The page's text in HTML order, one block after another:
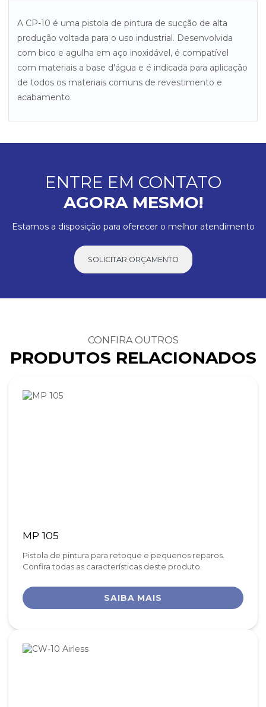
A CP-10 é uma pistola de pintura de sucção de alta
produção voltada para o uso industrial. Desenvolvida
com bico e agulha em aço inoxidável, é compatível
com materiais a base d'água e é indicada para aplicação
de todos os materiais comuns de revestimento e
acabamento.
ENTRE EM CONTATO
AGORA MESMO!
Estamos a disposição para oferecer o melhor atendimento
SOLICITAR ORÇAMENTO
CONFIRA OUTROS
PRODUTOS RELACIONADOS
MP 105
Pistola de pintura para retoque e pequenos reparos.
Confira todas as características deste produto.
SAIBA MAIS